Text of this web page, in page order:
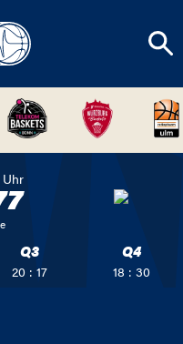
Uhr
Q3
20 : 17
Q4
18 : 30